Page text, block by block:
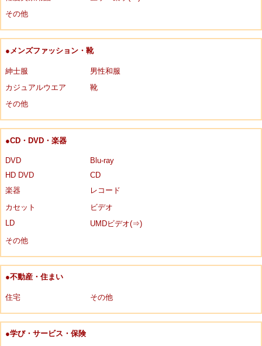
その他
●メンズファッション・靴
紳士服
男性和服
カジュアルウエア
靴
その他
●CD・DVD・楽器
DVD
Blu-ray
HD DVD
CD
楽器
レコード
カセット
ビデオ
LD
UMDビデオ(⇒)
その他
●不動産・住まい
住宅 その他
●学び・サービス・保険